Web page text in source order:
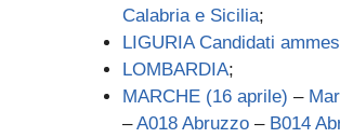
Calabria e Sicilia;
LIGURIA Candidati
LOMBARDIA;
MARCHE (16 aprile) –
–A018 Abruzzo – B014